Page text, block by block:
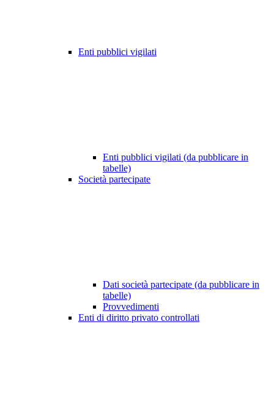
Enti pubblici vigilati
Enti pubblici vigilati (da pubblicare in
tabelle)
Società partecipate
Dati società partecipate (da pubblicare in
tabelle)
Provvedimenti
Enti di diritto privato controllati